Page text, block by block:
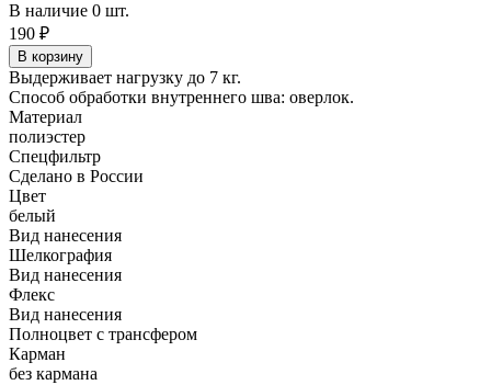
В наличие 0 шт.
190 ₽
Выдерживает нагрузку до 7 кг.
Способ обработки внутреннего шва: оверлок.
Материал
полиэстер
Спецфильтр
Сделано в России
Цвет
белый
Вид нанесения
Шелкография
Вид нанесения
Флекс
Вид нанесения
Полноцвет с трансфером
Карман
без кармана